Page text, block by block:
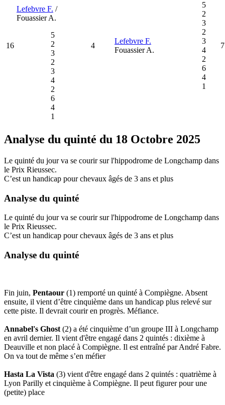
16
Lefebvre F. /
Fouassier A.
5
2
3
2
3
4
2
6
4
1
4
Lefebvre F.
Fouassier A.
5
2
3
2
3
4
2
6
4
1
Analyse du quinté du 18 Octobre 2025
Le quinté du jour va se courir sur l'hippodrome de Longchamp dans
le Prix Rieussec.
C’est un handicap pour chevaux âgés de 3 ans et plus
Analyse du quinté
Le quinté du jour va se courir sur l'hippodrome de Longchamp dans
le Prix Rieussec.
C’est un handicap pour chevaux âgés de 3 ans et plus
Analyse du quinté
Fin juin, Pentaour (1) remporté un quinté à Compiègne. Absent
ensuite, il vient d’être cinquième dans un handicap plus relevé sur
cette piste. Il devrait courir en progrès. Méfiance.
Annabel's Ghost (2) a été cinquième d’un groupe III à Longchamp
en avril dernier. Il vient d'être engagé dans 2 quintés : dixième à
Deauville et non placé à Compiègne. Il est entraîné par André Fabre.
On va tout de même s’en méfier
Hasta La Vista (3) vient d'être engagé dans 2 quintés : quatrième à
Lyon Parilly et cinquième à Compiègne. Il peut figurer pour une
(petite) place